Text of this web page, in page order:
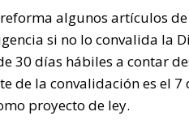
algunos artículos
si no lo convalida la
30 días hábiles a contar
de la convalidación es el
proyecto de ley.